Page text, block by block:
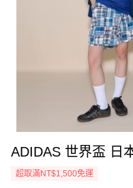
ADIDAS 世界盃 日
超取滿NT$1,500免運